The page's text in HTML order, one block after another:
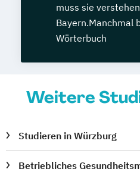
muss sie
Bayern.Manchmal
Wörterbuch
Weitere
Studieren in Würzburg
Betriebliches